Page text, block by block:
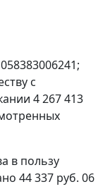
с
4 267 413
в пользу
44 337 руб. 06